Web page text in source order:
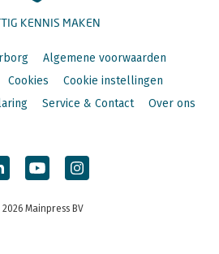
KENNIS MAKEN
Algemene voorwaarden
Cookies
Cookie instellingen
Service & Contact Over ons
Mainpress BV